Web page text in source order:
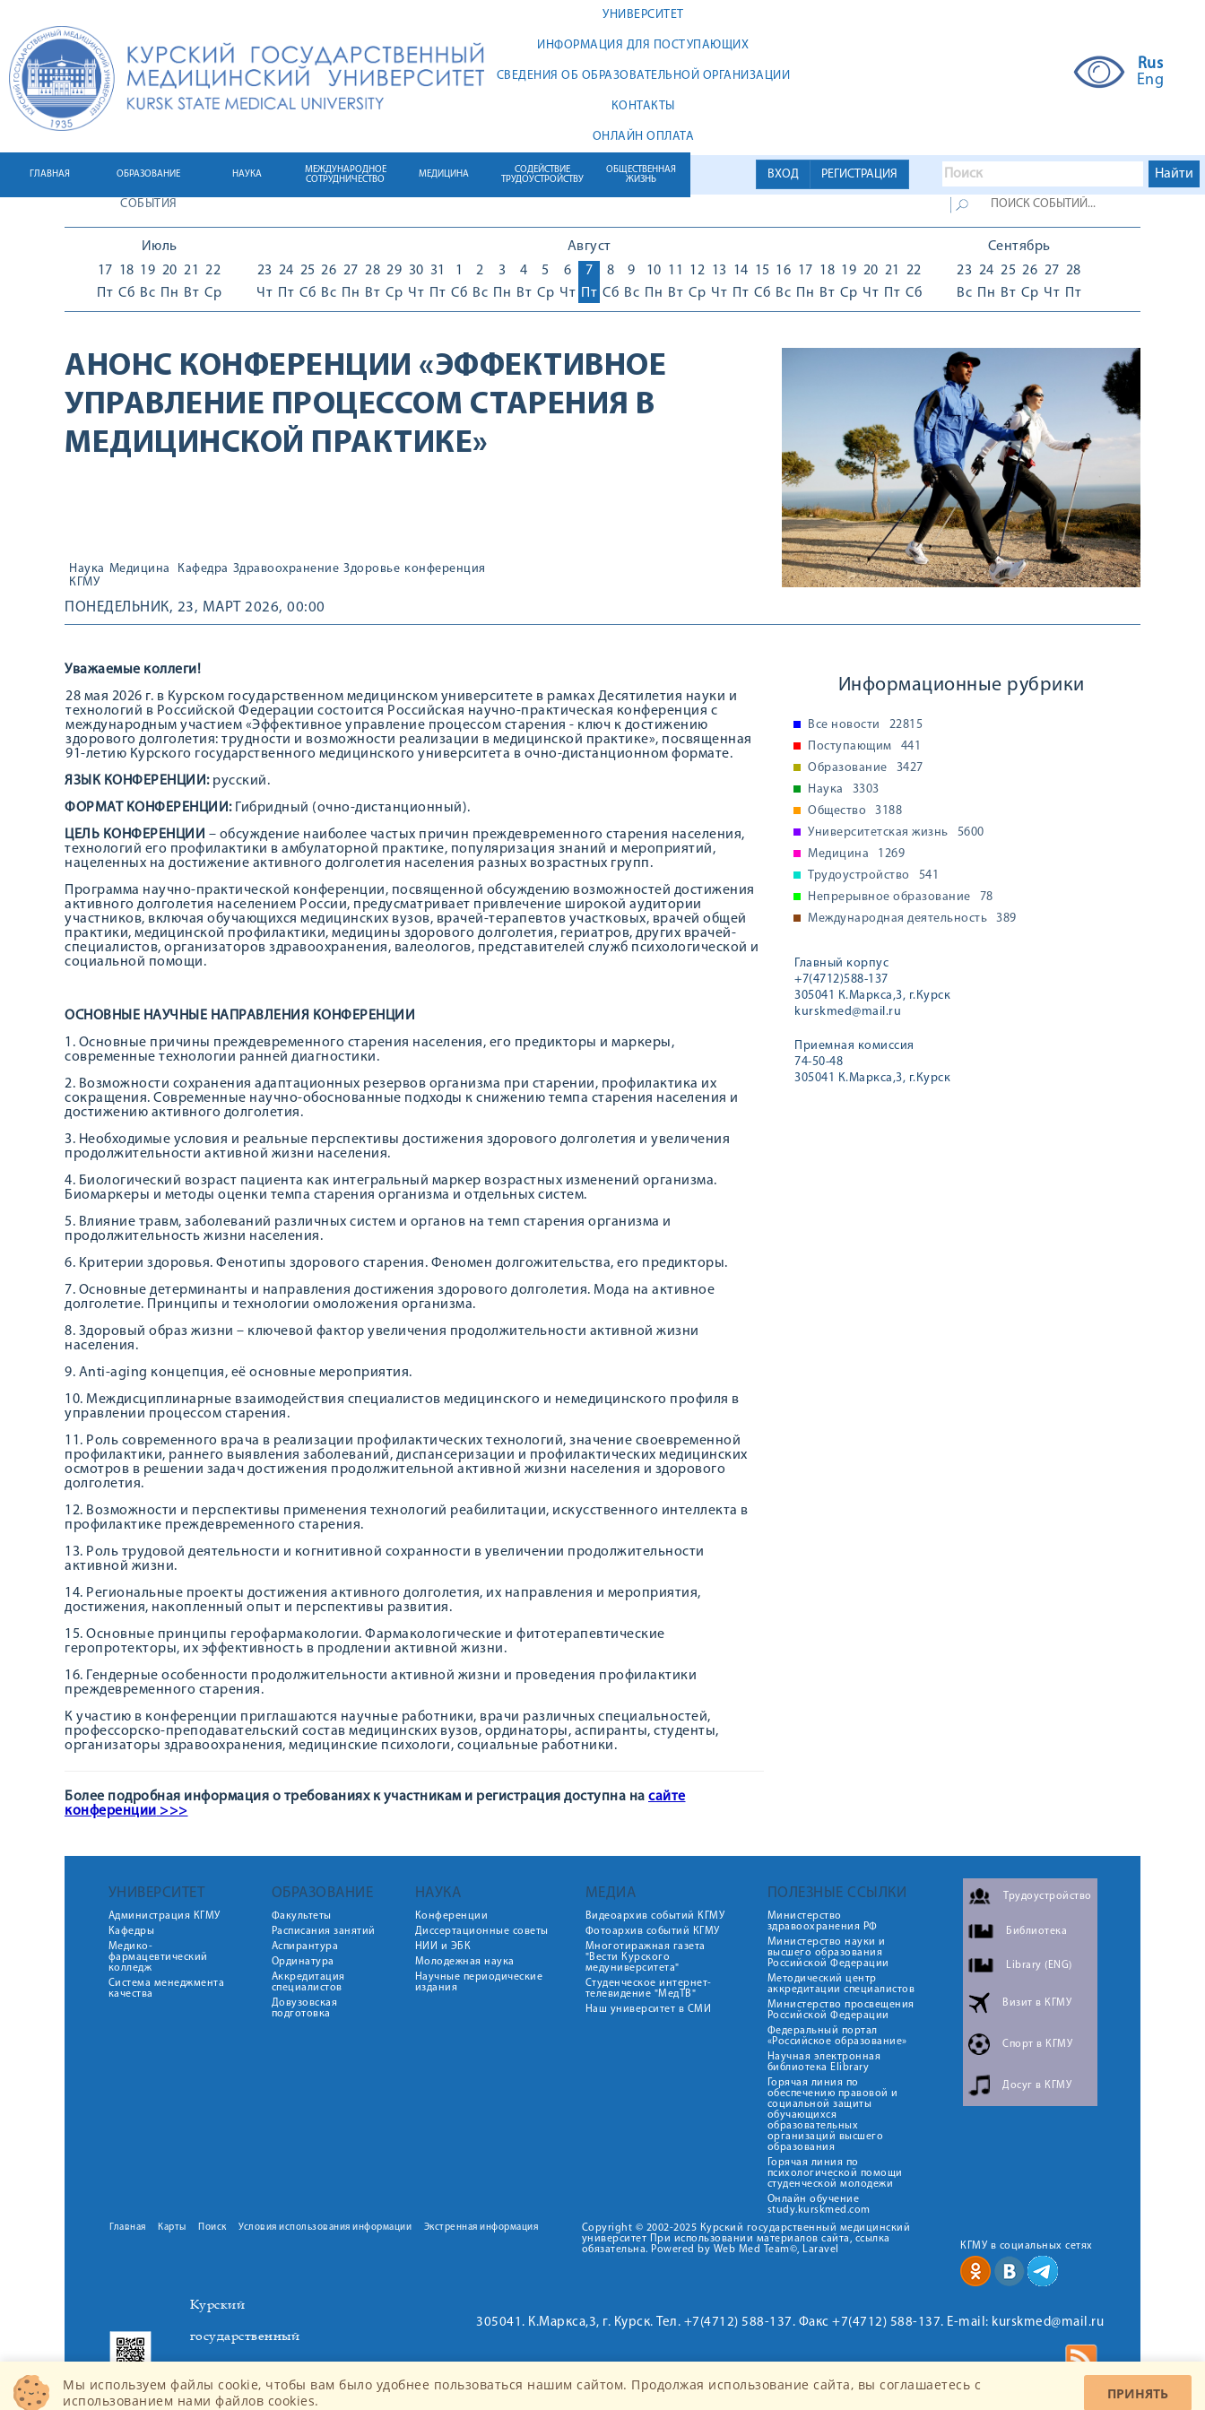
УНИВЕРСИТЕТ
ИНФОРМАЦИЯ ДЛЯ ПОСТУПАЮЩИХ
СВЕДЕНИЯ ОБ ОБРАЗОВАТЕЛЬНОЙ ОРГАНИЗАЦИИ
КОНТАКТЫ
ОНЛАЙН ОПЛАТА
Rus
Eng
ВХОД РЕГИСТРАЦИЯ
ГЛАВНАЯ ОБРАЗОВАНИЕ НАУКА
МЕЖДУНАРОДНОЕ
СОТРУДНИЧЕСТВО
МЕДИЦИНА
СОДЕЙСТВИЕ
ТРУДОУСТРОЙСТВУ
ОБЩЕСТВЕННАЯ
ЖИЗНЬ
СОБЫТИЯ
Июль
17
Пт
18
Сб
19
Вс
20
Пн
21
Вт
22
Ср
Август
23
Чт
24
Пт
25
Сб
26
Вс
27
Пн
28
Вт
29
Ср
30
Чт
31
Пт
1
Сб
2
Вс
3
Пн
4
Вт
5
Ср
6
Чт
7
Пт
8
Сб
9
Вс
10
Пн
11
Вт
12
Ср
13
Чт
14
Пт
15
Сб
16
Вс
17
Пн
18
Вт
19
Ср
20
Чт
21
Пт
22
Сб
Сентябрь
23
Вс
24
Пн
25
Вт
26
Ср
27
Чт
28
Пт
АНОНС КОНФЕРЕНЦИИ «ЭФФЕКТИВНОЕ
УПРАВЛЕНИЕ ПРОЦЕССОМ СТАРЕНИЯ В
МЕДИЦИНСКОЙ ПРАКТИКЕ»
Наука Медицина Кафедра Здравоохранение Здоровье конференция
КГМУ
ПОНЕДЕЛЬНИК, 23, МАРТ 2026, 00:00
Уважаемые коллеги!
28 мая 2026 г. в Курском государственном медицинском университете в рамках Десятилетия науки и
технологий в Российской Федерации состоится Российская научно-практическая конференция с
международным участием «Эффективное управление процессом старения - ключ к достижению
здорового долголетия: трудности и возможности реализации в медицинской практике», посвященная
91-летию Курского государственного медицинского университета в очно-дистанционном формате.
ЯЗЫК КОНФЕРЕНЦИИ:русский.
ФОРМАТ КОНФЕРЕНЦИИ:Гибридный (очно-дистанционный).
ЦЕЛЬ КОНФЕРЕНЦИИ – обсуждение наиболее частых причин преждевременного старения населения,
технологий его профилактики в амбулаторной практике, популяризация знаний и мероприятий,
нацеленных на достижение активного долголетия населения разных возрастных групп.
Программа научно-практической конференции, посвященной обсуждению возможностей достижения
активного долголетия населением России, предусматривает привлечение широкой аудитории
участников, включая обучающихся медицинских вузов, врачей-терапевтов участковых, врачей общей
практики, медицинской профилактики, медицины здорового долголетия, гериатров, других врачей-
специалистов, организаторов здравоохранения, валеологов, представителей служб психологической и
социальной помощи.
ОСНОВНЫЕ НАУЧНЫЕ НАПРАВЛЕНИЯ КОНФЕРЕНЦИИ
1. Основные причины преждевременного старения населения, его предикторы и маркеры,
современные технологии ранней диагностики.
2. Возможности сохранения адаптационных резервов организма при старении, профилактика их
сокращения. Современные научно-обоснованные подходы к снижению темпа старения населения и
достижению активного долголетия.
3. Необходимые условия и реальные перспективы достижения здорового долголетия и увеличения
продолжительности активной жизни населения.
4. Биологический возраст пациента как интегральный маркер возрастных изменений организма.
Биомаркеры и методы оценки темпа старения организма и отдельных систем.
5. Влияние травм, заболеваний различных систем и органов на темп старения организма и
продолжительность жизни населения.
6. Критерии здоровья. Фенотипы здорового старения. Феномен долгожительства, его предикторы.
7. Основные детерминанты и направления достижения здорового долголетия. Мода на активное
долголетие. Принципы и технологии омоложения организма.
8. Здоровый образ жизни – ключевой фактор увеличения продолжительности активной жизни
населения.
9. Anti-aging концепция, её основные мероприятия.
10. Междисциплинарные взаимодействия специалистов медицинского и немедицинского профиля в
управлении процессом старения.
11. Роль современного врача в реализации профилактических технологий, значение своевременной
профилактики, раннего выявления заболеваний, диспансеризации и профилактических медицинских
осмотров в решении задач достижения продолжительной активной жизни населения и здорового
долголетия.
12. Возможности и перспективы применения технологий реабилитации, искусственного интеллекта в
профилактике преждевременного старения.
13. Роль трудовой деятельности и когнитивной сохранности в увеличении продолжительности
активной жизни.
14. Региональные проекты достижения активного долголетия, их направления и мероприятия,
достижения, накопленный опыт и перспективы развития.
15. Основные принципы герофармакологии. Фармакологические и фитотерапевтические
геропротекторы, их эффективность в продлении активной жизни.
16. Гендерные особенности продолжительности активной жизни и проведения профилактики
преждевременного старения.
К участию в конференции приглашаются научные работники, врачи различных специальностей,
профессорско-преподавательский состав медицинских вузов, ординаторы, аспиранты, студенты,
организаторы здравоохранения, медицинские психологи, социальные работники.
Более подробная информация о требованиях к участникам и регистрация доступна на сайте
конференции >>>
Информационные рубрики
Все новости
22815
Поступающим
441
Образование
3427
Наука
3303
Общество
3188
Университетская жизнь
5600
Медицина
1269
Трудоустройство
541
Непрерывное образование
78
Международная деятельность
389
Главный корпус
+7(4712)588-137
305041 К.Маркса,3, г.Курск
kurskmed@mail.ru
Приемная комиссия
74-50-48
305041 К.Маркса,3, г.Курск
УНИВЕРСИТЕТ
Администрация КГМУ
Кафедры
Медико-
фармацевтический
колледж
Система менеджмента
качества
ОБРАЗОВАНИЕ
Факультеты
Расписания занятий
Аспирантура
Ординатура
Аккредитация
специалистов
Довузовская
подготовка
НАУКА
Конференции
Диссертационные советы
НИИ и ЭБК
Молодежная наука
Научные периодические
издания
МЕДИА
Видеоархив событий КГМУ
Фотоархив событий КГМУ
Многотиражная газета
"Вести Курского
медуниверситета"
Студенческое интернет-
телевидение "МедТВ"
Наш университет в СМИ
ПОЛЕЗНЫЕ ССЫЛКИ
Министерство
здравоохранения РФ
Министерство науки и
высшего образования
Российской Федерации
Методический центр
аккредитации специалистов
Министерство просвещения
Российской Федерации
Федеральный портал
«Российское образование»
Научная электронная
библиотека Elibrary
Горячая линия по
обеспечению правовой и
социальной защиты
обучающихся
образовательных
организаций высшего
образования
Горячая линия по
психологической помощи
студенческой молодежи
Онлайн обучение
study.kurskmed.com
Трудоустройство
Библиотека
Library (ENG)
Визит в КГМУ
Спорт в КГМУ
Досуг в КГМУ
Главная Карты Поиск Условия использования информации Экстренная информация
Copyright © 2002-2025 Курский государственный медицинский
университет При использовании материалов сайта, ссылка
обязательна. Powered by Web Med Team©, Laravel
КГМУ в социальных сетях
Курский
государственный
медицинский
университет
305041. К.Маркса,3, г. Курск. Тел. +7(4712) 588-137. Факс +7(4712) 588-137. E-mail: kurskmed@mail.ru
Мы используем файлы cookie, чтобы вам было удобнее пользоваться нашим сайтом. Продолжая использование сайта, вы соглашаетесь c
использованием нами файлов cookies.
ПРИНЯТЬ